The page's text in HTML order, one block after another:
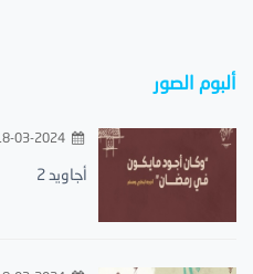
ألبوم الصور
18-03-2024 08:49 مساءً
أجاويد 2